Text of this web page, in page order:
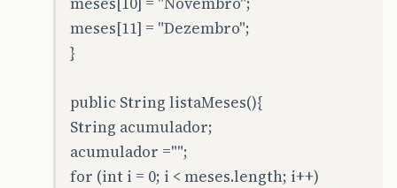
meses[11] = "Dezembro";
}
public String listaMeses(){
String acumulador;
acumulador ="";
for (int i = 0; i < meses.length; i++)